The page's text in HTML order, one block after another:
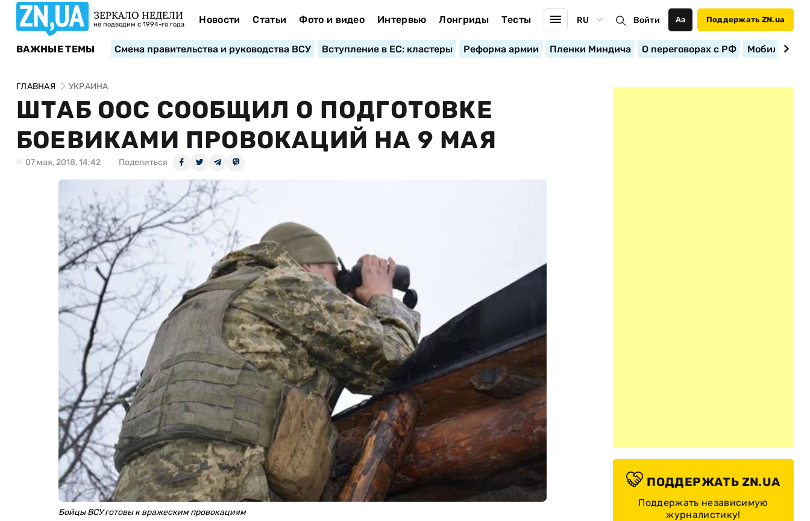
ЗЕРКАЛО НЕДЕЛИ
не подводим с 1994-го года Новости Статьи Фото и видео Интервью Лонгриды Тесты RU Войти Аа Поддержать ZN.ua
ВАЖНЫЕ ТЕМЫ Смена правительства и руководства ВСУ Вступление в ЕС: кластеры Реформа армии Пленки Миндича О переговорах с РФ
ГЛАВНАЯ УКРАИНА
ШТАБ ООС СООБЩИЛ О ПОДГОТОВКЕ
БОЕВИКАМИ ПРОВОКАЦИЙ НА 9 МАЯ
07 мая, 2018, 14:42 Поделиться
Бойцы ВСУ готовы к вражеским провокациям
ПОДДЕРЖАТЬ ZN.UA
Поддержать независимую
журналистику!